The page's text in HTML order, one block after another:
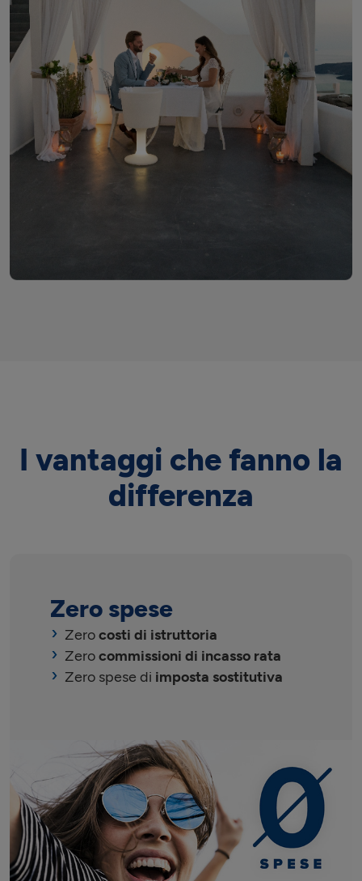
I vantaggi che fanno la
differenza
Zero spese
Zerocosti di istruttoria
Zerocommissioni di incasso rata
Zero spese di imposta sostitutiva